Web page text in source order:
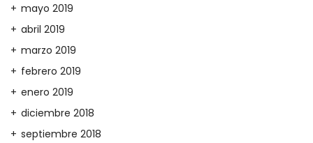
mayo 2019
abril 2019
marzo 2019
febrero 2019
enero 2019
diciembre 2018
septiembre 2018